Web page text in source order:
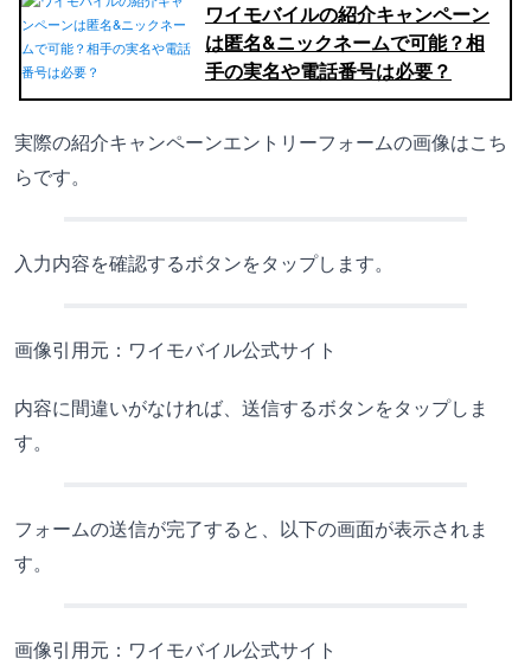
ワイモバイルの紹介キャンペーン
は匿名&ニックネームで可能？相
手の実名や電話番号は必要？
実際の紹介キャンペーンエントリーフォームの画像はこち
らです。
入力内容を確認するボタンをタップします。
画像引用元：ワイモバイル公式サイト
内容に間違いがなければ、送信するボタンをタップしま
す。
フォームの送信が完了すると、以下の画面が表示されま
す。
画像引用元：ワイモバイル公式サイト